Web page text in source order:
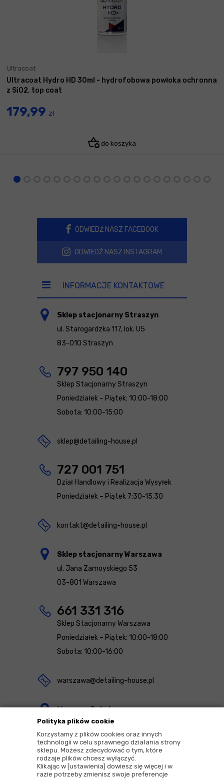
Polityka plików cookie
Korzystamy z plików cookies oraz innych
technologii w celu sprawnego działania strony
sklepu. Możesz zdecydować o tym, które
rodzaje plików chcesz wyłączyć.
Klikając w [ustawienia] dowiesz się więcej i w
razie potrzeby zmienisz swoje preferencje
Ultracoat
Ultracoat Hydro HD 30ml - hydrofobowa powłoka ochronna
z SiO2, top coat
179,99 zł
do koszyka
ODWIEDŹ NASZ FACEBOOK
ODWIEDŹ NASZ INSTAGRAM
INFORMACJE KONTAKTOWE
Sklep stacjonarny Straszyn
ul. Starogardzka 117, lok. U5
83-010 Straszyn
797 950 140
Sklep Stacjonarny Straszyn
Poniedziałek – Piątek: 10:00-18:00
Sobota: 10:00-15:00
sklep@detailing-house.pl
727 001 751
Dział Handlowy i Realizacja Wysyłek
Poniedziałek – Piątek 7:30-15.30
kontakt@detailing-house.pl
Sklep stacjonarny Warszawa
ul. Jana Zamoyskiego 53
03-801 Warszawa
661 331 316
Sklep Stacjonarny Warszawa
Poniedziałek – Piątek: 10:00-18:00
Sobota: 10:00-16:00
warszawa@detailing-house.pl
Magazyn Rekcin
Nomos Sp. z o.o. sp.k.
ul. Agrestowa 1
83-010 Rekcin